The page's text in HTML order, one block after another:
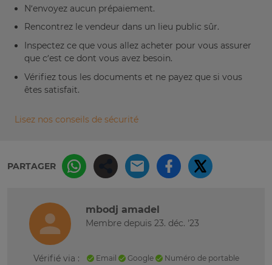
N’envoyez aucun prépaiement.
Rencontrez le vendeur dans un lieu public sûr.
Inspectez ce que vous allez acheter pour vous assurer
que c’est ce dont vous avez besoin.
Vérifiez tous les documents et ne payez que si vous
êtes satisfait.
Lisez nos conseils de sécurité
PARTAGER
mbodj amadel
Membre depuis 23. déc. '23
Vérifié via : Email Google Numéro de portable